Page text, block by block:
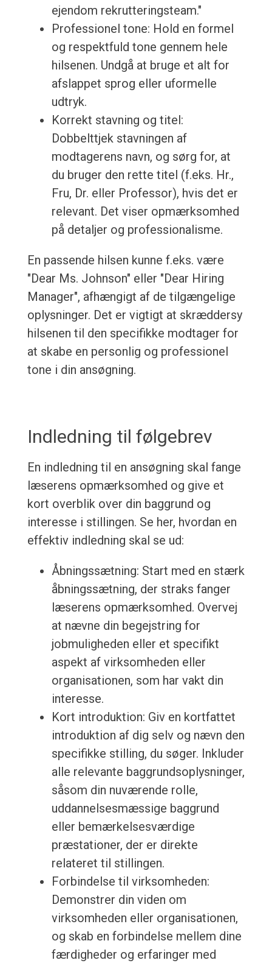
ejendom rekrutteringsteam."
Professionel tone: Hold en formel
og respektfuld tone gennem hele
hilsenen. Undgå at bruge et alt for
afslappet sprog eller uformelle
udtryk.
Korrekt stavning og titel:
Dobbelttjek stavningen af
modtagerens navn, og sørg for, at
du bruger den rette titel (f.eks. Hr.,
Fru, Dr. eller Professor), hvis det er
relevant. Det viser opmærksomhed
på detaljer og professionalisme.
En passende hilsen kunne f.eks. være
"Dear Ms. Johnson" eller "Dear Hiring
Manager", afhængigt af de tilgængelige
oplysninger. Det er vigtigt at skræddersy
hilsenen til den specifikke modtager for
at skabe en personlig og professionel
tone i din ansøgning.
Indledning til følgebrev
En indledning til en ansøgning skal fange
læserens opmærksomhed og give et
kort overblik over din baggrund og
interesse i stillingen. Se her, hvordan en
effektiv indledning skal se ud:
Åbningssætning: Start med en stærk
åbningssætning, der straks fanger
læserens opmærksomhed. Overvej
at nævne din begejstring for
jobmuligheden eller et specifikt
aspekt af virksomheden eller
organisationen, som har vakt din
interesse.
Kort introduktion: Giv en kortfattet
introduktion af dig selv og nævn den
specifikke stilling, du søger. Inkluder
alle relevante baggrundsoplysninger,
såsom din nuværende rolle,
uddannelsesmæssige baggrund
eller bemærkelsesværdige
præstationer, der er direkte
relateret til stillingen.
Forbindelse til virksomheden:
Demonstrer din viden om
virksomheden eller organisationen,
og skab en forbindelse mellem dine
færdigheder og erfaringer med